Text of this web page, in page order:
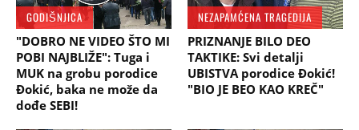
GODIŠNJICA
"DOBRO NE VIDEO ŠTO MI
POBI NAJBLIŽE": Tuga i
MUK na grobu porodice
Đokić, baka ne može da
dođe SEBI!
NEZAPAMĆENA TRAGEDIJA
PRIZNANJE BILO DEO
TAKTIKE: Svi detalji
UBISTVA porodice Đokić!
"BIO JE BEO KAO KREČ"